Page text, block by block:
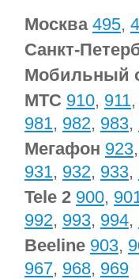
Москва 495,
Санкт-
Мобильный
МТС 910, 911,
981, 982, 983,
Мегафон 923,
931, 932, 933,
Tele 2 900,
992, 993, 994,
Beeline 903,
967, 968, 969